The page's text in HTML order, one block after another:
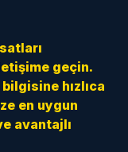
geçin.
hızlıca
en uygun
avantajlı